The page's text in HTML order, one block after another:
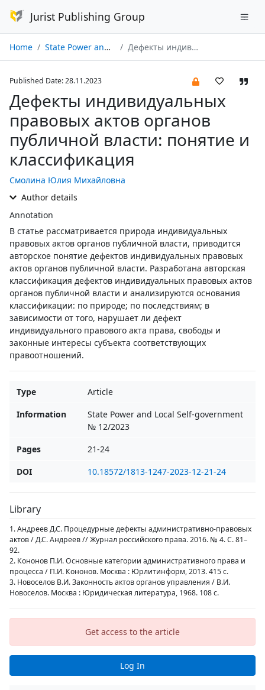
Jurist Publishing Group
Home State Power and Local Self-government № 12/2023 Дефекты индивидуальных правовых актов органов публичной власти: понятие и классификация
Published Date: 28.11.2023
Дефекты индивидуальных
правовых актов органов
публичной власти: понятие и
классификация
Смолина Юлия Михайловна
Author details
Annotation
В статье рассматривается природа индивидуальных
правовых актов органов публичной власти, приводится
авторское понятие дефектов индивидуальных правовых
актов органов публичной власти. Разработана авторская
классификация дефектов индивидуальных правовых актов
органов публичной власти и анализируются основания
классификации: по природе; по последствиям; в
зависимости от того, нарушает ли дефект
индивидуального правового акта права, свободы и
законные интересы субъекта соответствующих
правоотношений.
Type
Article
Information
State Power and Local Self-government
№ 12/2023
Pages
21-24
DOI
10.18572/1813-1247-2023-12-21-24
Library
1. Андреев Д.С. Процедурные дефекты административно-правовых
актов / Д.С. Андреев // Журнал российского права. 2016. № 4. С. 81–
92.
2. Кононов П.И. Основные категории административного права и
процесса / П.И. Кононов. Москва : Юрлитинформ, 2013. 415 с.
3. Новоселов В.И. Законность актов органов управления / В.И.
Новоселов. Москва : Юридическая литература, 1968. 108 с.
Get access to the article
Log In